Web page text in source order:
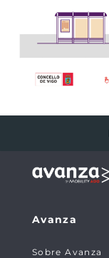
Avanza
Sobre Avanza